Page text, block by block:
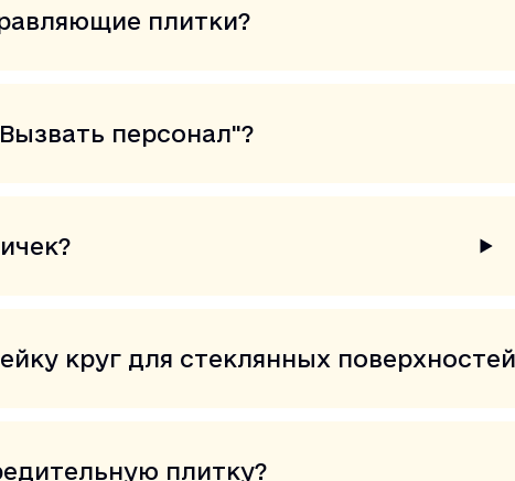
плитки?
персонал"?
круг для стеклянных
плитку?